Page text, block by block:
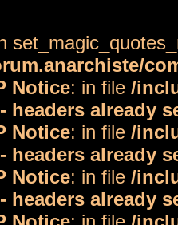
Notice: in file /
headers already
Notice: in file /
headers already
Notice: in file /
headers already